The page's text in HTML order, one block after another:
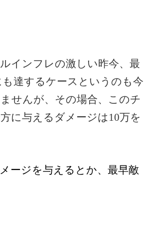
インフレの激しい昨今、最
も達するケースというのも今
せんが、その場合、このチ
に与えるダメージは10万を
ージを与えるとか、最早敵